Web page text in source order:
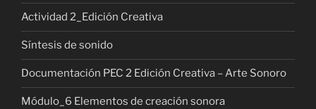
Actividad 2_Edición Creativa
Síntesis de sonido
Documentación PEC 2 Edición Creativa – Arte Sonoro
Módulo_6 Elementos de creación sonora